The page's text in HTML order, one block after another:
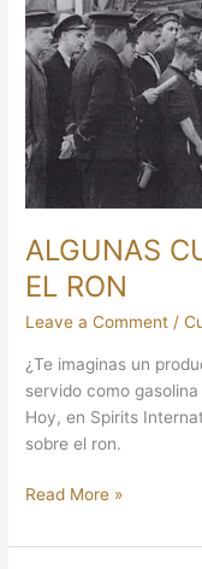
ALGUNAS
EL RON
Leave a Comment /
¿Te imaginas un
servido como
Hoy, en Spirits
sobre el ron.
SOBRE
EL
RON
Read More »